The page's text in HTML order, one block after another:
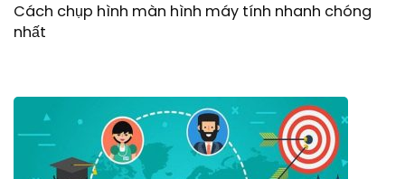
Cách chụp hình màn hình máy tính nhanh chóng
nhất